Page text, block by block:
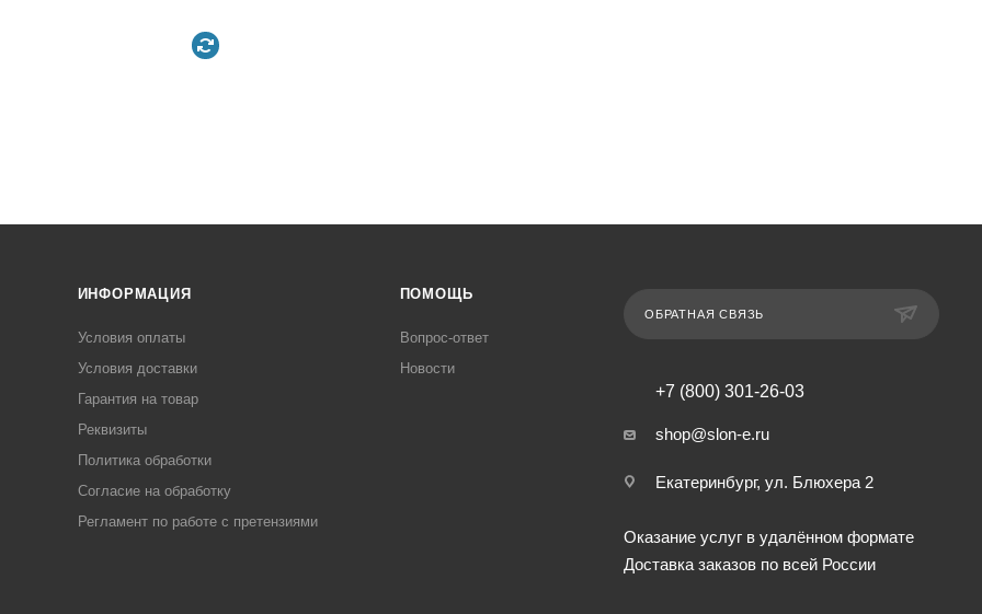
ИНФОРМАЦИЯ
Условия оплаты
Условия доставки
Гарантия на товар
Реквизиты
Политика обработки
Согласие на обработку
Регламент по работе с претензиями
ПОМОЩЬ
Вопрос-ответ
Новости
ОБРАТНАЯ СВЯЗЬ
+7 (800) 301-26-03
shop@slon-e.ru
Екатеринбург, ул. Блюхера 2
Оказание услуг в удалённом формате
Доставка заказов по всей России